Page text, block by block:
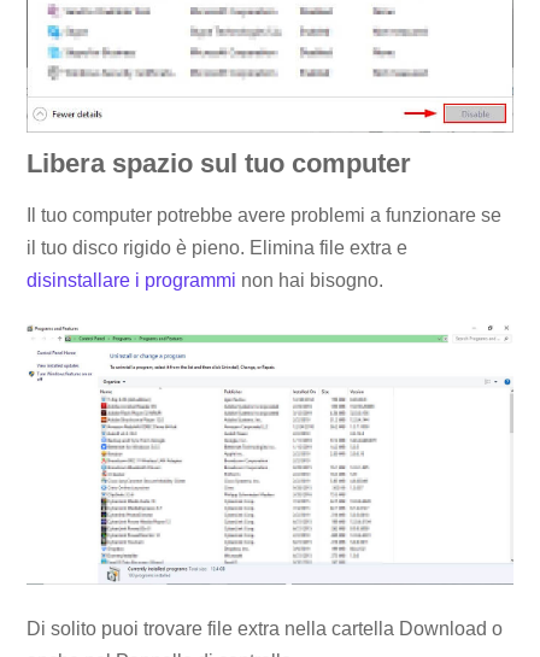
Libera spazio sul tuo computer
Il tuo computer potrebbe avere problemi a funzionare se
il tuo disco rigido è pieno. Elimina file extra e
disinstallare i programmi non hai bisogno.
Di solito puoi trovare file extra nella cartella Download o